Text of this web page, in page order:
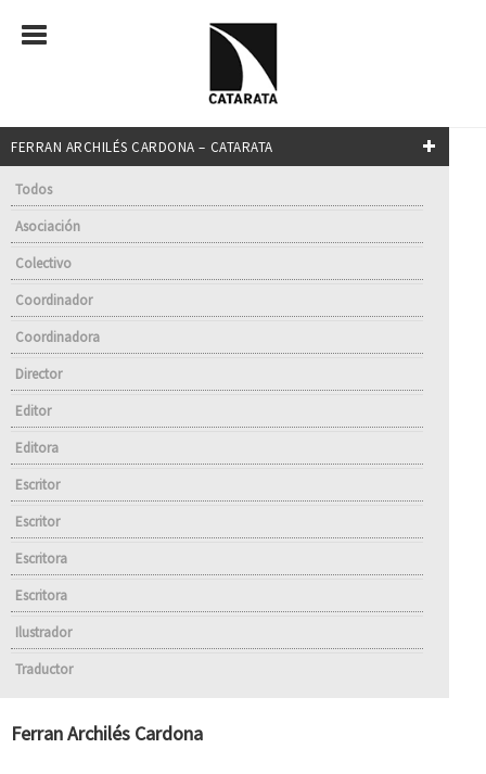
FERRAN ARCHILÉS CARDONA – CATARATA
Todos
Asociación
Colectivo
Coordinador
Coordinadora
Director
Editor
Editora
Escritor
Escritor
Escritora
Escritora
Ilustrador
Traductor
Ferran Archilés Cardona